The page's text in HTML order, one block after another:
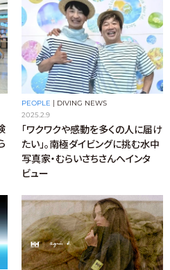
PEOPLE | DIVING NEWS
2025.2.9
「ワクワクや感動を多くの人に届け
たい」。南極ダイビングに挑む水中
写真家・むらいさちさんへインタ
ビュー